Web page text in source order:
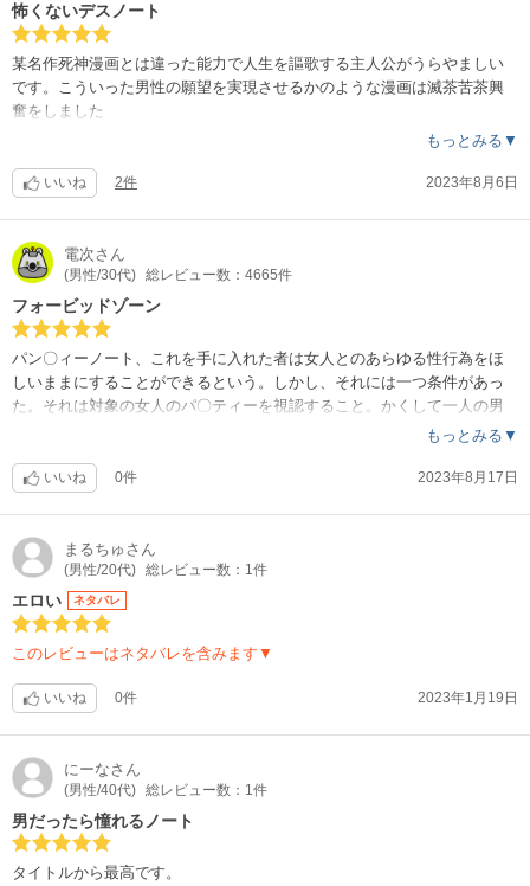
怖くないデスノート
某名作死神漫画とは違った能力で人生を謳歌する主人公がうらやましい
です。こういった男性の願望を実現させるかのような漫画は滅茶苦茶興
奮をしました
もっとみる▼
いいね 2件 2023年8月6日
電次さん
(男性/30代) 総レビュー数：4665件
フォービッドゾーン
パン〇ィーノート、これを手に入れた者は女人とのあらゆる性行為をほ
しいままにすることができるという。しかし、それには一つ条件があっ
た。それは対象の女人のパ〇ティーを視認すること。かくして一人の男
もっとみる▼
いいね 0件 2023年8月17日
まるちゅ さん
(男性/20代) 総レビュー数：1件
エロい ネタバレ
このレビューはネタバレを含みます▼
いいね 0件 2023年1月19日
にーなさん
(男性/40代) 総レビュー数：1件
男だったら憧れるノート
タイトルから最高です。